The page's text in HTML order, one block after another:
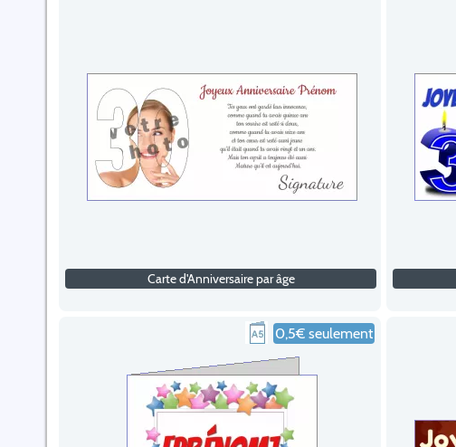
Carte d'Anniversaire par âge
0,5€ seulement